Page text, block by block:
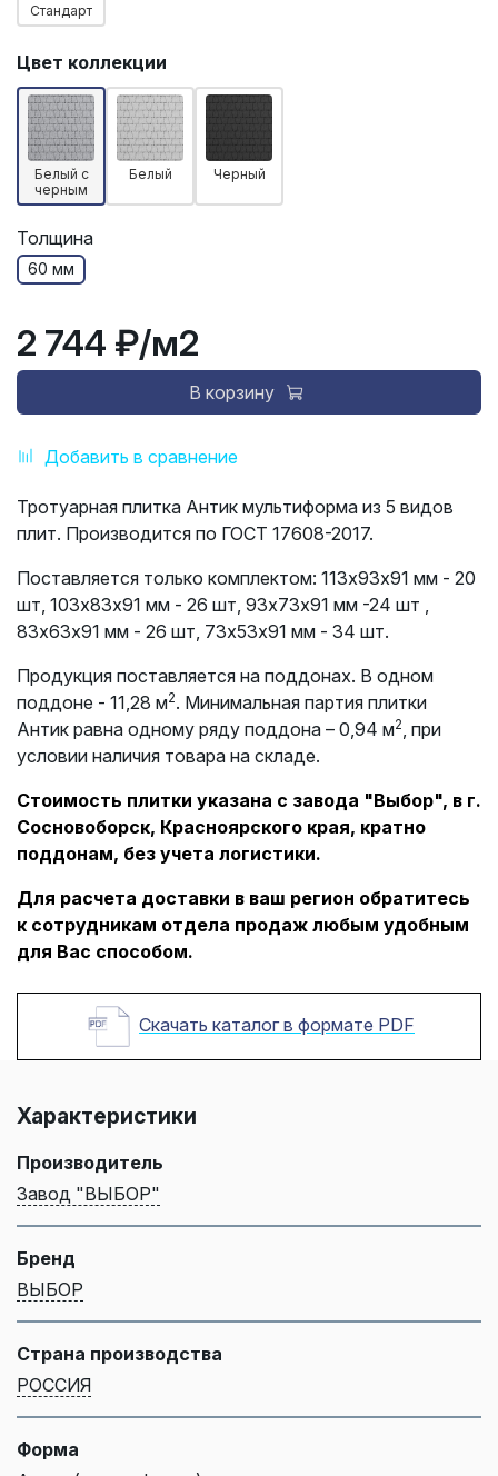
Добавить в сравнение
Стандарт
Цвет коллекции
Белый с
черным
Белый Черный
Толщина
60 мм
2 744 ₽/м2
В корзину
Тротуарная плитка Антик мультиформа из 5 видов
плит. Производится по ГОСТ 17608-2017.
Поставляется только комплектом: 113х93х91 мм - 20
шт, 103х83х91 мм - 26 шт, 93х73х91 мм -24 шт ,
83х63х91 мм - 26 шт, 73х53х91 мм - 34 шт.
Продукция поставляется на поддонах. В одном
поддоне - 11,28 м2. Минимальная партия плитки
Антик равна одному ряду поддона – 0,94 м2 , при
условии наличия товара на складе.
Стоимость плитки указана с завода "Выбор", в г.
Сосновоборск, Красноярского края, кратно
поддонам, без учета логистики.
Для расчета доставки в ваш регион обратитесь
к сотрудникам отдела продаж любым удобным
для Вас способом.
Скачать каталог в формате PDF
Характеристики
Производитель
Завод "ВЫБОР"
Бренд
ВЫБОР
Страна производства
РОССИЯ
Форма